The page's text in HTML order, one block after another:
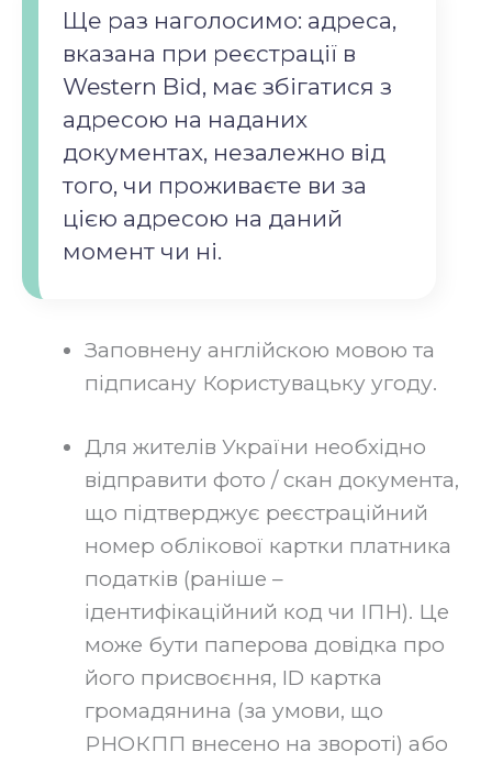
Ще раз наголосимо: адреса,
вказана при реєстрації в
Western Bid, має збігатися з
адресою на наданих
документах, незалежно від
того, чи проживаєте ви за
цією адресою на даний
момент чи ні.‍
Заповнену англійскою мовою та
підписану Користувацьку угоду.‍
Для жителів України необхідно
відправити фото / скан документа,
що підтверджує реєстраційний
номер облікової картки платника
податків (раніше –
ідентифікаційний код чи ІПН). Це
може бути паперова довідка про
його присвоєння, ID картка
громадянина (за умови, що
РНОКПП внесено на звороті) або